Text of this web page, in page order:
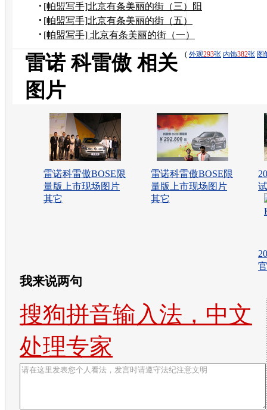
到奶奶家作客
[帕盟写手]北京有条美丽的街（三）阳
台上观望美景
[帕盟写手]北京有条美丽的街（五）
——风水宝地
[帕盟写手] 北京有条美丽的街（一）
( 外观293张 内饰382张 图
雷诺 科雷傲 相关
图片
雷诺科雷傲BOSE限
量版上市现场图片
其它
雷诺科雷傲BOSE限
量版上市现场图片
其它
我来说两句
搜狗拼音输入法，中文
处理专家